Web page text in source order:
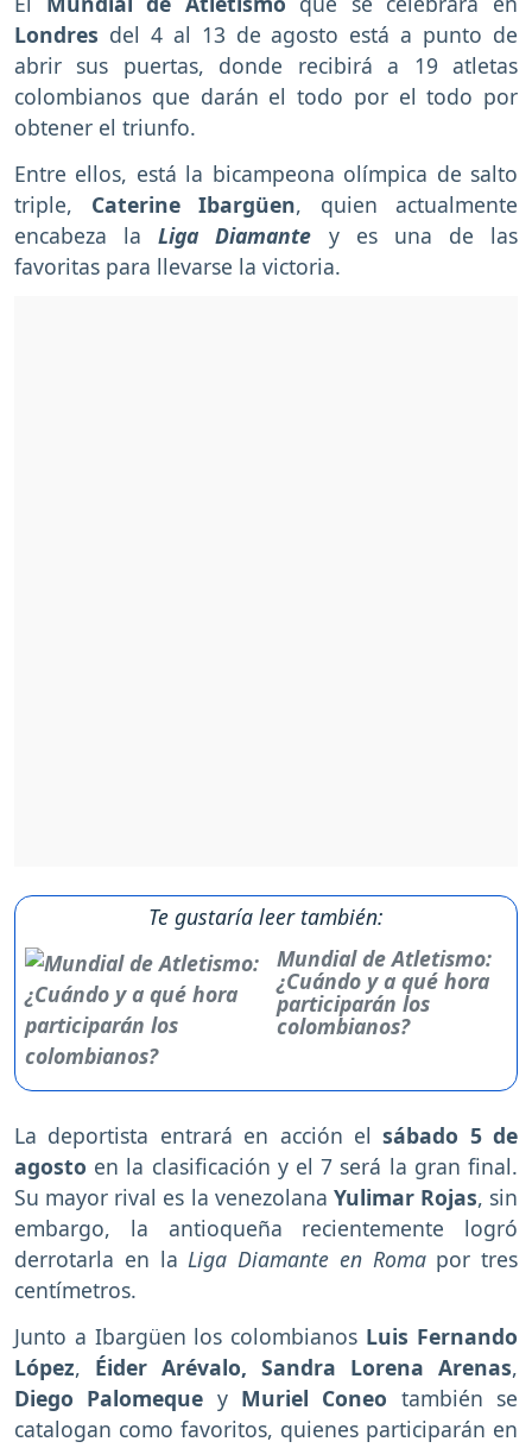
Londres del 4 al 13 de agosto está a punto de
abrir sus puertas, donde recibirá a 19 atletas
colombianos que darán el todo por el todo por
obtener el triunfo.
Entre ellos, está la bicampeona olímpica de salto
triple, Caterine Ibargüen, quien actualmente
encabeza laLiga Diamante y
es una de las
favoritas para llevarse la victoria.
Te gustaría leer también:
Mundial de Atletismo:
¿Cuándo y a qué hora
participarán los
colombianos?
La deportista entrará en acción el sábado 5 de
agosto en la clasificación y el 7 será la gran final.
Su mayor rival es la venezolana Yulimar Rojas, sin
embargo, la antioqueña recientemente logró
derrotarla en laLiga Diamante en Romapor tres
centímetros.
Junto a Ibargüen los colombianos Luis Fernando
López, Éider Arévalo, Sandra Lorena Arenas,
Diego Palomeque y Muriel Coneo también se
catalogan como favoritos, quienes participarán en